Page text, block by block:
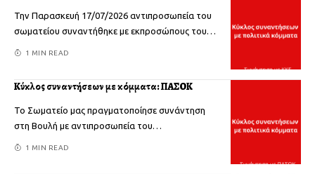
Την Παρασκευή 17/07/2026 αντιπροσωπεία του
σωματείου συναντήθηκε με εκπροσώπους του…
1 MIN READ
Κύκλος συναντήσεων με κόμματα: ΠΑΣΟΚ
Το Σωματείο μας πραγματοποίησε συνάντηση
στη Βουλή με αντιπροσωπεία του…
1 MIN READ